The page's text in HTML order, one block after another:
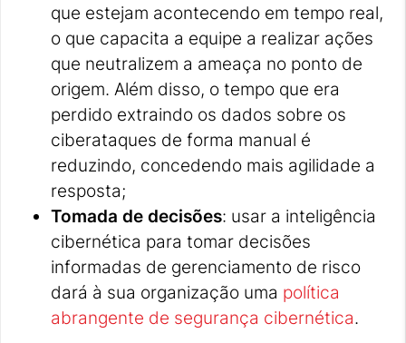
que estejam acontecendo em tempo real,
o que capacita a equipe a realizar ações
que neutralizem a ameaça no ponto de
origem. Além disso, o tempo que era
perdido extraindo os dados sobre os
ciberataques de forma manual é
reduzindo, concedendo mais agilidade a
resposta;
Tomada de decisões: usar a inteligência
cibernética para tomar decisões
informadas de gerenciamento de risco
dará à sua organização uma política
abrangente de segurança cibernética.